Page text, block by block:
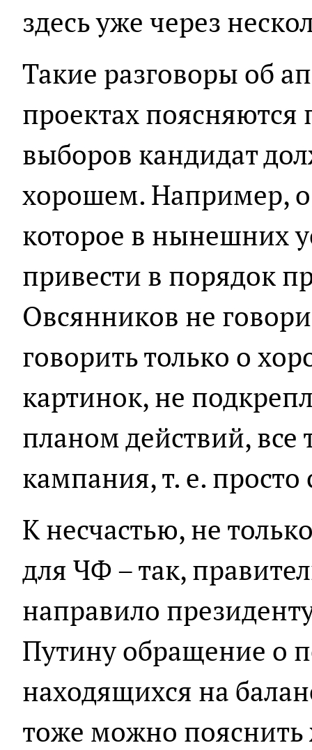
здесь уже через
Такие разговоры об
проектах поясняются
выборов кандидат
хорошем. Например,
которое в нынешних
привести в порядок
Овсянников не
говорить только о
картинок, не
планом действий, все
кампания, т. е.
К несчастью, не
для ЧФ – так,
направило
Путину обращение о
находящихся на
тоже можно пояснить